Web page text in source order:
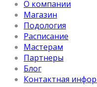
О компании
Магазин
Подология
Расписание
Мастерам
Партнеры
Блог
Контактная